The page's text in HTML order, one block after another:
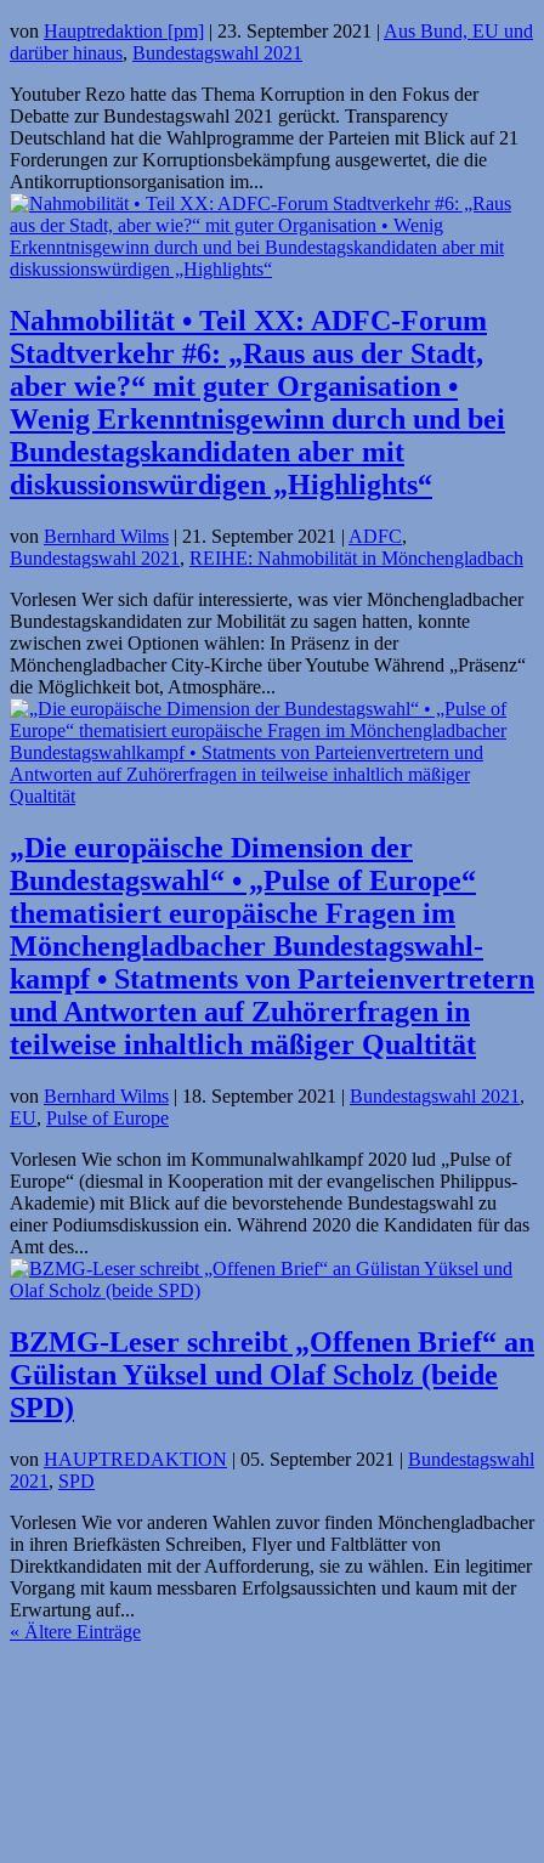
von Hauptredaktion [pm] | 23. September 2021 | Aus Bund, EU und
darüber hinaus, Bundestagswahl 2021
Youtuber Rezo hatte das Thema Korruption in den Fokus der
Debatte zur Bundestagswahl 2021 gerückt. Transparency
Deutschland hat die Wahlprogramme der Parteien mit Blick auf 21
Forderungen zur Korruptionsbekämpfung ausgewertet, die die
Antikorruptionsorganisation im...
Nahmobilität • Teil XX: ADFC-Forum
Stadtverkehr #6: „Raus aus der Stadt,
aber wie?“ mit guter Organisation •
Wenig Erkenntnisgewinn durch und bei
Bundestagskandidaten aber mit
diskussions­würdigen „Highlights“
von Bernhard Wilms | 21. September 2021 | ADFC,
Bundestagswahl 2021 , REIHE: Nahmobilität in Mönchengladbach
Vorlesen Wer sich dafür interessierte, was vier Mönchengladbacher
Bundestagskandidaten zur Mobilität zu sagen hatten, konnte
zwischen zwei Optionen wählen: In Präsenz in der
Mönchengladbacher City-Kirche über Youtube Während „Präsenz“
die Möglichkeit bot, Atmosphäre...
„Die europäische Dimension der
Bundestagswahl“ • „Pulse of Europe“
thematisiert europäische Fragen im
Mönchengladbacher Bundestagswahl­
kampf • Statments von Parteien­vertretern
und Antworten auf Zuhörerfragen in
teilweise inhaltlich mäßiger Qualtität
von Bernhard Wilms | 18. September 2021 | Bundestagswahl 2021 ,
EU, Pulse of Europe
Vorlesen Wie schon im Kommunalwahlkampf 2020 lud „Pulse of
Europe“ (diesmal in Kooperation mit der evangelischen Philippus-
Akademie) mit Blick auf die bevorstehende Bundestagswahl zu
einer Podiumsdiskussion ein. Während 2020 die Kandidaten für das
Amt des...
BZMG-Leser schreibt „Offenen Brief“ an
Gülistan Yüksel und Olaf Scholz (beide
SPD)
von HAUPTREDAKTION | 05. September 2021 | Bundestagswahl
2021 , SPD
Vorlesen Wie vor anderen Wahlen zuvor finden Mönchengladbacher
in ihren Briefkästen Schreiben, Flyer und Faltblätter von
Direktkandidaten mit der Aufforderung, sie zu wählen. Ein legitimer
Vorgang mit kaum messbaren Erfolgsaussichten und kaum mit der
Erwartung auf...
« Ältere Einträge